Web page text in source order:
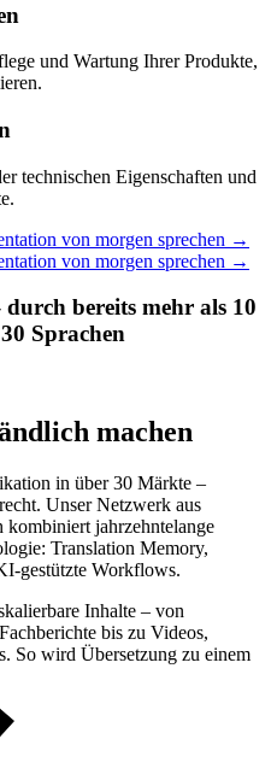
und Wartung Ihrer Produkte,
technischen Eigenschaften und
von morgen sprechen →
von morgen sprechen →
bereits mehr als 10
Sprachen
machen
in über 30 Märkte –
Unser Netzwerk aus
kombiniert jahrzehntelange
Translation Memory,
gestützte Workflows.
Inhalte – von
bis zu Videos,
So wird Übersetzung zu einem